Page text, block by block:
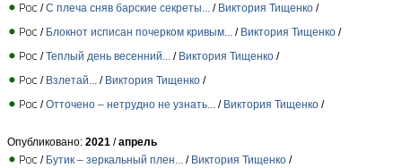
/С плеча сняв барские секреты... / Виктория Тищенко /
/ Блокнот исписан почерком кривым... / Виктория Тищенко /
/Теплый день весенний... / Виктория Тищенко /
/ Взлетай... / Виктория Тищенко /
/Отточено – нетрудно не узнать... / Виктория Тищенко /
Опубликовано: 2021 /апрель
/ Бутик – зеркальный плен... / Виктория Тищенко /